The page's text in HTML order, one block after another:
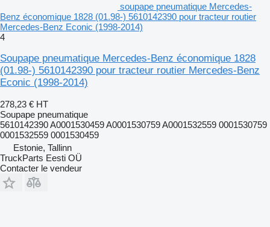
soupape pneumatique Mercedes-
Benz économique 1828 (01.98-) 5610142390 pour tracteur routier
Mercedes-Benz Econic (1998-2014)
4
Soupape pneumatique Mercedes-Benz économique 1828
(01.98-) 5610142390 pour tracteur routier Mercedes-Benz
Econic (1998-2014)
278,23 € HT
Soupape pneumatique
5610142390 A0001530459 A0001530759 A0001532559 0001530759
0001532559 0001530459
Estonie, Tallinn
TruckParts Eesti OÜ
Contacter le vendeur